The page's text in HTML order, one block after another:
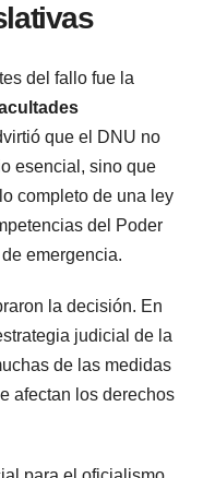
del fallo fue la
que el DNU no
esencial, sino que
completo de una ley
del Poder
emergencia.
la decisión. En
judicial de la
de las medidas
afectan los derechos